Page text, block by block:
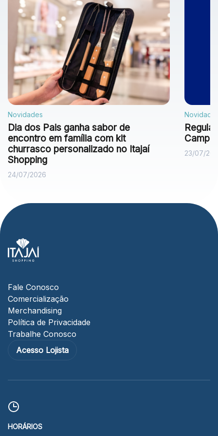
Novidades
Dia dos Pais ganha sabor de
encontro em família com kit
churrasco personalizado no Itajaí
Shopping
24/07/2026
23/07/
Fale Conosco
Comercialização
Merchandising
Política de Privacidade
Trabalhe Conosco
Acesso Lojista
HORÁRIOS